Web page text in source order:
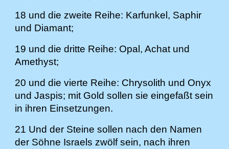
18 und die zweite Reihe: Karfunkel, Saphir
und Diamant;
19 und die dritte Reihe: Opal, Achat und
Amethyst;
20 und die vierte Reihe: Chrysolith und Onyx
und Jaspis; mit Gold sollen sie eingefaßt sein
in ihren Einsetzungen.
21 Und der Steine sollen nach den Namen
der Söhne Israels zwölf sein, nach ihren